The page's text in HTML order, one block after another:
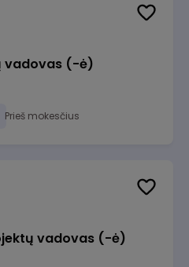
vadovas (-ė)
Prieš mokesčius
vadovas (-ė)